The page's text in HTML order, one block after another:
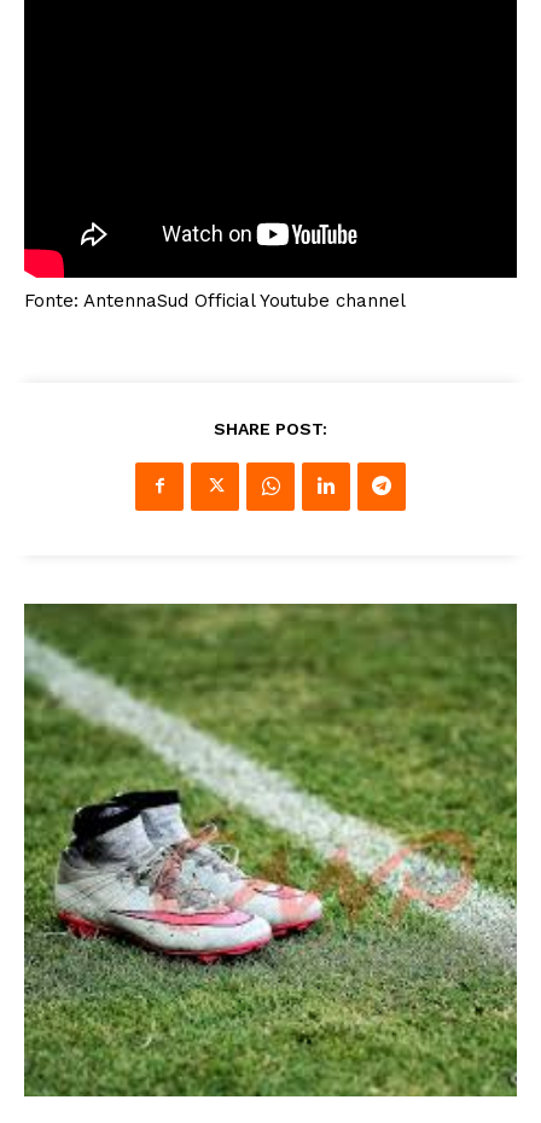
Fonte: AntennaSud Official Youtube channel
SHARE POST: